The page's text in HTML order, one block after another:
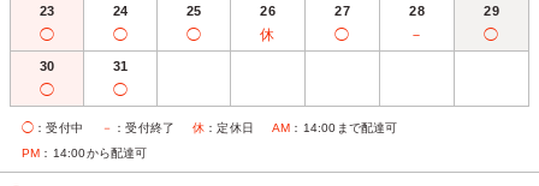
23
◯
24
◯
25
◯
26
休
27
◯
28
－
29
◯
30
◯
31
◯
◯ ：受付中 － ：受付終了 休 ：定休日 AM ：14:00まで配達可
PM ：14:00から配達可